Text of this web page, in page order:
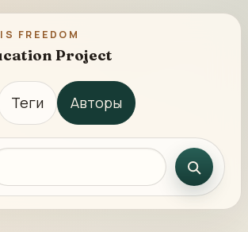
FREEDOM
Project
Теги Авторы
по сайту